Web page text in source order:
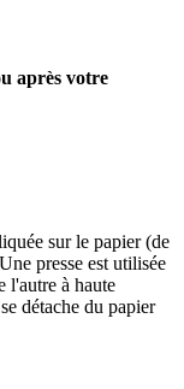
après votre
sur le papier (de
presse est utilisée
l'autre à haute
détache du papier